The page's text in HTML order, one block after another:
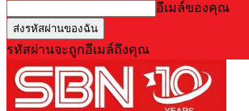
อีเมล์ของคุณ
รหัสผ่านจะถูกอีเมล์ถึงคุณ